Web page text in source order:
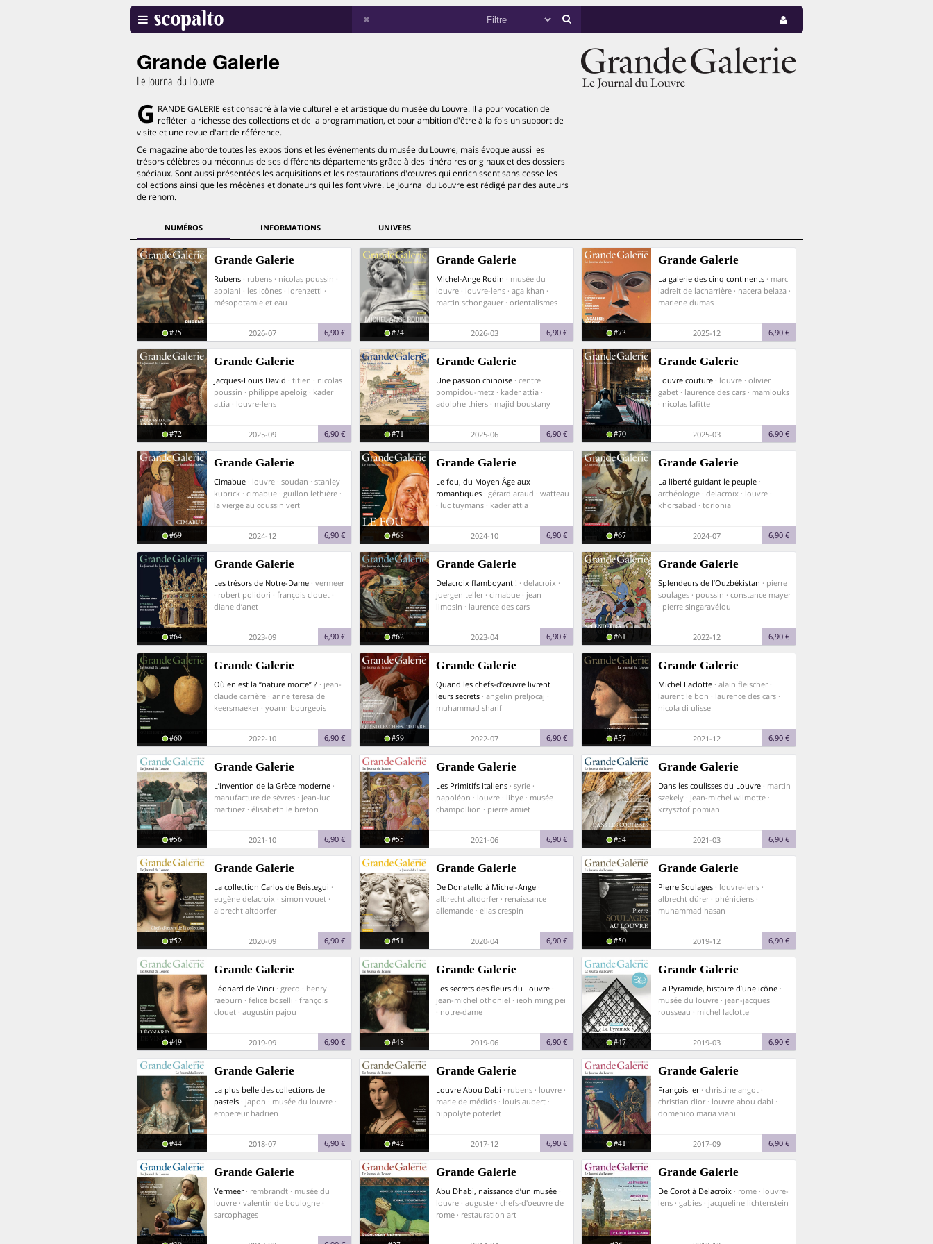
Grande Galerie
Le Journal du Louvre
G RANDE GALERIE est consacré à la vie culturelle et artistique du musée du Louvre. Il a pour vocation de
refléter la richesse des collections et de la programmation, et pour ambition d'être à la fois un support de
visite et une revue d'art de référence.
Ce magazine aborde toutes les expositions et les événements du musée du Louvre, mais évoque aussi les
trésors célèbres ou méconnus de ses différents départements grâce à des itinéraires originaux et des dossiers
spéciaux. Sont aussi présentées les acquisitions et les restaurations d'œuvres qui enrichissent sans cesse les
collections ainsi que les mécènes et donateurs qui les font vivre. Le Journal du Louvre est rédigé par des auteurs
de renom.
NUMÉROS INFORMATIONS UNIVERS
Grande Galerie
Rubens · rubens · nicolas poussin ·
appiani · les icônes · lorenzetti ·
mésopotamie et eau
#75 2026-07 6,90 €
Grande Galerie
Michel-Ange Rodin · musée du
louvre · louvre-lens · aga khan ·
martin schongauer · orientalismes
#74 2026-03 6,90 €
Grande Galerie
La galerie des cinq continents · marc
ladreit de lacharrière · nacera belaza ·
marlene dumas
#73 2025-12 6,90 €
Grande Galerie
Jacques-Louis David · titien · nicolas
poussin · philippe apeloig · kader
attia · louvre-lens
#72 2025-09 6,90 €
Grande Galerie
Une passion chinoise · centre
pompidou-metz · kader attia ·
adolphe thiers · majid boustany
#71 2025-06 6,90 €
Grande Galerie
Louvre couture · louvre · olivier
gabet · laurence des cars · mamlouks
· nicolas lafitte
#70 2025-03 6,90 €
Grande Galerie
Cimabue · louvre · soudan · stanley
kubrick · cimabue · guillon lethière ·
la vierge au coussin vert
#69 2024-12 6,90 €
Grande Galerie
Le fou, du Moyen Âge aux
romantiques · gérard araud · watteau
· luc tuymans · kader attia
#68 2024-10 6,90 €
Grande Galerie
La liberté guidant le peuple ·
archéologie · delacroix · louvre ·
khorsabad · torlonia
#67 2024-07 6,90 €
Grande Galerie
Les trésors de Notre-Dame · vermeer
· robert polidori · françois clouet ·
diane d’anet
#64 2023-09 6,90 €
Grande Galerie
Delacroix flamboyant ! · delacroix ·
juergen teller · cimabue · jean
limosin · laurence des cars
#62 2023-04 6,90 €
Grande Galerie
Splendeurs de l’Ouzbékistan · pierre
soulages · poussin · constance mayer
· pierre singaravélou
#61 2022-12 6,90 €
Grande Galerie
Où en est la “nature morte” ? · jean-
claude carrière · anne teresa de
keersmaeker · yoann bourgeois
#60 2022-10 6,90 €
Grande Galerie
Quand les chefs-d’œuvre livrent
leurs secrets · angelin preljocaj ·
muhammad sharif
#59 2022-07 6,90 €
Grande Galerie
Michel Laclotte · alain fleischer ·
laurent le bon · laurence des cars ·
nicola di ulisse
#57 2021-12 6,90 €
Grande Galerie
L’invention de la Grèce moderne ·
manufacture de sèvres · jean-luc
martinez · élisabeth le breton
#56 2021-10 6,90 €
Grande Galerie
Les Primitifs italiens · syrie ·
napoléon · louvre · libye · musée
champollion · pierre amiet
#55 2021-06 6,90 €
Grande Galerie
Dans les coulisses du Louvre · martin
szekely · jean-michel wilmotte ·
krzysztof pomian
#54 2021-03 6,90 €
Grande Galerie
La collection Carlos de Beistegui ·
eugène delacroix · simon vouet ·
albrecht altdorfer
#52 2020-09 6,90 €
Grande Galerie
De Donatello à Michel-Ange ·
albrecht altdorfer · renaissance
allemande · elias crespin
#51 2020-04 6,90 €
Grande Galerie
Pierre Soulages · louvre-lens ·
albrecht dürer · phéniciens ·
muhammad hasan
#50 2019-12 6,90 €
Grande Galerie
Léonard de Vinci · greco · henry
raeburn · felice boselli · françois
clouet · augustin pajou
#49 2019-09 6,90 €
Grande Galerie
Les secrets des fleurs du Louvre ·
jean-michel othoniel · ieoh ming pei
· notre-dame
#48 2019-06 6,90 €
Grande Galerie
La Pyramide, histoire d’une icône ·
musée du louvre · jean-jacques
rousseau · michel laclotte
#47 2019-03 6,90 €
Grande Galerie
La plus belle des collections de
pastels · japon · musée du louvre ·
empereur hadrien
#44 2018-07 6,90 €
Grande Galerie
Louvre Abou Dabi · rubens · louvre ·
marie de médicis · louis aubert ·
hippolyte poterlet
#42 2017-12 6,90 €
Grande Galerie
François Ier · christine angot ·
christian dior · louvre abou dabi ·
domenico maria viani
#41 2017-09 6,90 €
Grande Galerie
Vermeer · rembrandt · musée du
louvre · valentin de boulogne ·
sarcophages
Grande Galerie
Abu Dhabi, naissance d’un musée ·
louvre · auguste · chefs-d'oeuvre de
rome · restauration art
Grande Galerie
De Corot à Delacroix · rome · louvre-
lens · gabies · jacqueline lichtenstein